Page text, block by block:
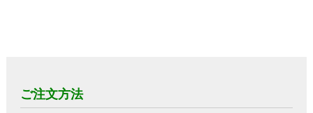
ご注文方法